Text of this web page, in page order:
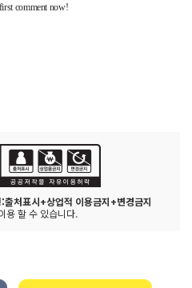
출처표시+상업적 이용금지+변경금지
용 할 수 있습니다.